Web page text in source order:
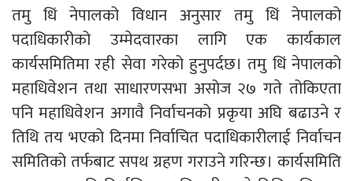
तमु धिं नेपालको विधान अनुसार तमु धिं नेपालको
पदाधिकारीको उम्मेदवारका लागि एक कार्यकाल
कार्यसमितिमा रही सेवा गरेको हुनुपर्दछ। तमु धिं नेपालको
महाधिवेशन तथा साधारणसभा असोज २७ गते तोकिएता
पनि महाधिवेशन अगावै निर्वाचनको प्रकृया अघि बढाउने र
तिथि तय भएको दिनमा निर्वाचित पदाधिकारीलाई निर्वाचन
समितिको तर्फबाट सपथ ग्रहण गराउने गरिन्छ। कार्यसमिति